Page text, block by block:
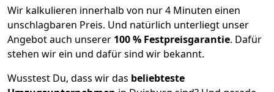
Wir kalkulieren innerhalb von nur 4 Minuten einen
unschlagbaren Preis. Und natürlich unterliegt unser
Angebot auch unserer 100 % Festpreisgarantie. Dafür
stehen wir ein und dafür sind wir bekannt.
Wusstest Du, dass wir das beliebteste